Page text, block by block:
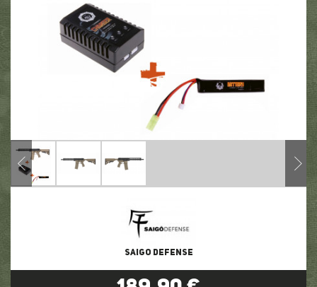
SAIGO DEFENSE